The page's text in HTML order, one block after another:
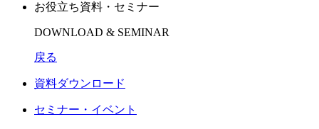
お役立ち資料・セミナー
DOWNLOAD & SEMINAR
戻る
資料ダウンロード
セミナー・イベント